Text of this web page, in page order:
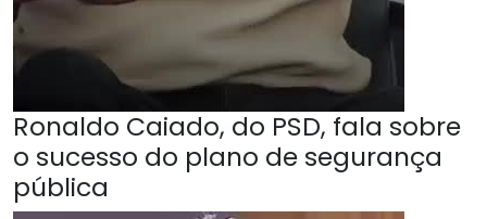
Ronaldo Caiado, do PSD, fala sobre
o sucesso do plano de segurança
pública